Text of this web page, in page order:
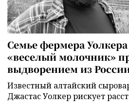
Семье фермера
«веселый молочник»
выдворением из
Известный алтайский
Джастас Уолкер рискует